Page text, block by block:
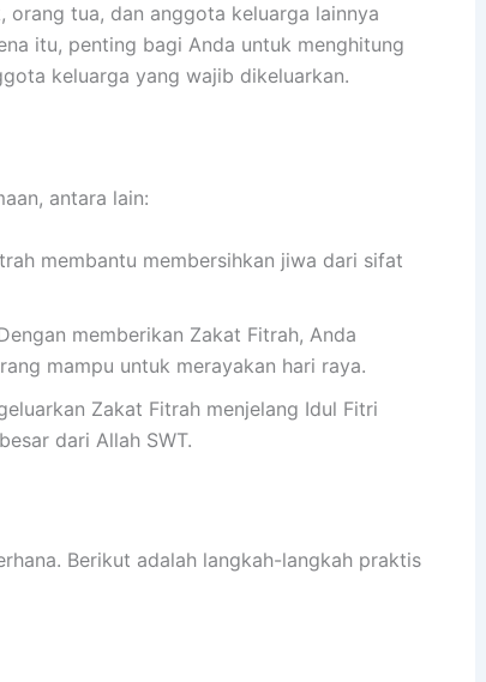
orang tua, dan anggota keluarga lainnya
itu, penting bagi Anda untuk menghitung
keluarga yang wajib dikeluarkan.
antara lain:
membantu membersihkan jiwa dari sifat
memberikan Zakat Fitrah, Anda
mampu untuk merayakan hari raya.
Zakat Fitrah menjelang Idul Fitri
dari Allah SWT.
Berikut adalah langkah-langkah praktis